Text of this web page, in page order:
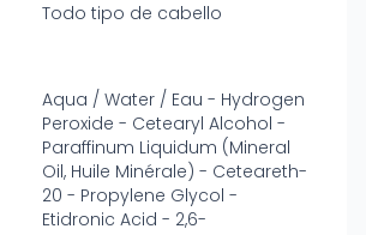
Todo tipo de cabello
Aqua / Water / Eau - Hydrogen
Peroxide - Cetearyl Alcohol -
Paraffinum Liquidum (Mineral
Oil, Huile Minérale) - Ceteareth-
20 - Propylene Glycol -
Etidronic Acid - 2,6-